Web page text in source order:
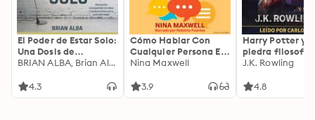
El Poder de Estar Solo:
Una Dosis de
Motivación
Ideas Revolucionarias
BRIAN ALBA, Brian Alba
4.3
Cómo Hablar Con
Cualquier Persona En
Cualquier Lugar Y En
Nina Maxwell
3.9
Harry Potter y
piedra filosofal
J.K. Rowling
4.8